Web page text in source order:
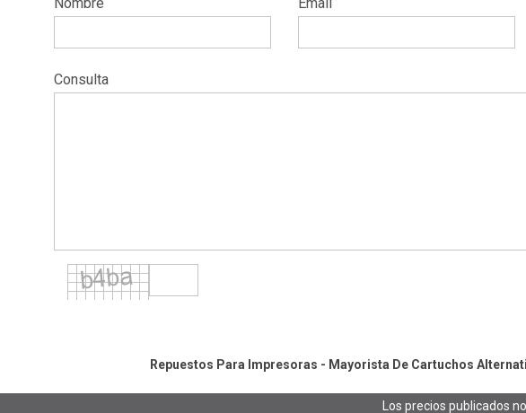
Consulta
Repuestos Para Impresoras - Mayorista De Cartuchos
Los precios publicados